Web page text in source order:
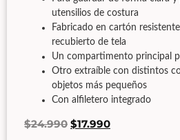
utensilios de costura
Fabricado en cartón
recubierto de tela
Un compartimento principal
Otro extraíble con distintos
objetos más pequeños
Con alfiletero integrado
$24.990 $17.990